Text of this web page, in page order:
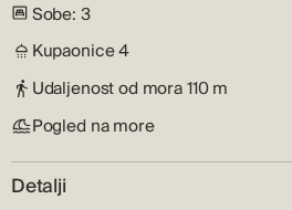
Sobe: 3
Kupaonice4
Udaljenost od mora110 m
Pogled na more
Detalji